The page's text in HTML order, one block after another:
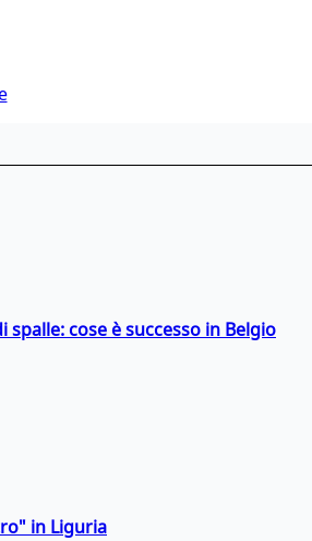
cose è successo in Belgio
in Liguria